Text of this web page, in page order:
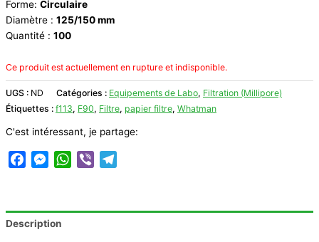
Forme: Circulaire
Diamètre : 125/150 mm
Quantité : 100
Ce produit est actuellement en rupture et indisponible.
UGS : ND Catégories : Equipements de Labo, Filtration (Millipore)
Étiquettes : f113, F90, Filtre, papier filtre, Whatman
C'est intéressant, je partage:
FacebookMessenger
WhatsApp
Viber
Description